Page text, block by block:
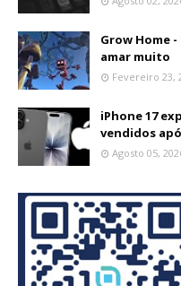
Grow Home
amar muito
Fevereiro 23,
iPhone 17
vendidos
Agosto 05,